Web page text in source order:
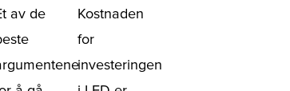
av de
Kostnaden
for
investeringen